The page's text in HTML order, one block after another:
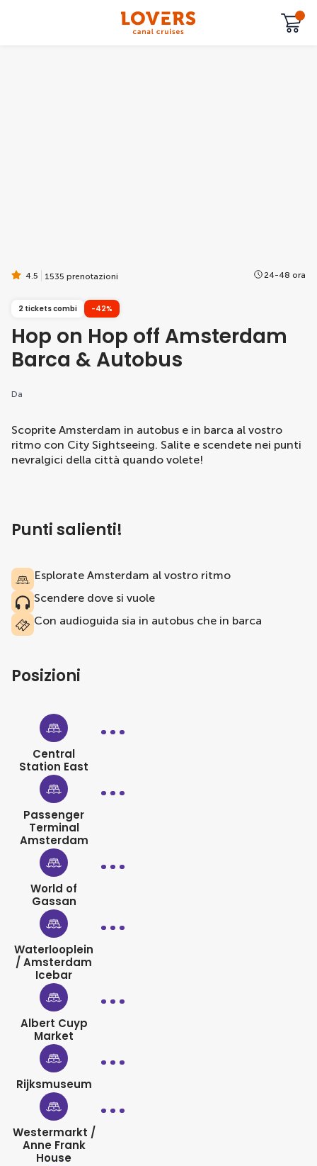
4.5 1535 prenotazioni 24-48 ora
2 tickets combi -42%
Hop on Hop off Amsterdam
Barca & Autobus
Da
Scoprite Amsterdam in autobus e in barca al vostro
ritmo con City Sightseeing. Salite e scendete nei punti
nevralgici della città quando volete!
Punti salienti!
Esplorate Amsterdam al vostro ritmo
Scendere dove si vuole
Con audioguida sia in autobus che in barca
Posizioni
Central
Station East
Passenger
Terminal
Amsterdam
World of
Gassan
Waterlooplein
/ Amsterdam
Icebar
Albert Cuyp
Market
Rijksmuseum
Westermarkt /
Anne Frank
House